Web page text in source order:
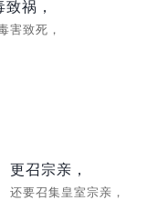
祸，
害致死，
更召宗亲，
还要召集皇室宗亲，